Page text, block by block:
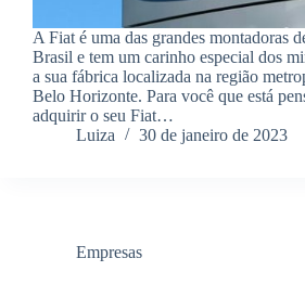
A Fiat é uma das grandes montadoras
Brasil e tem um carinho especial dos
a sua fábrica localizada na região
Belo Horizonte. Para você que está
adquirir o seu Fiat…
Luiza
30 de janeiro de 2023
Empresas